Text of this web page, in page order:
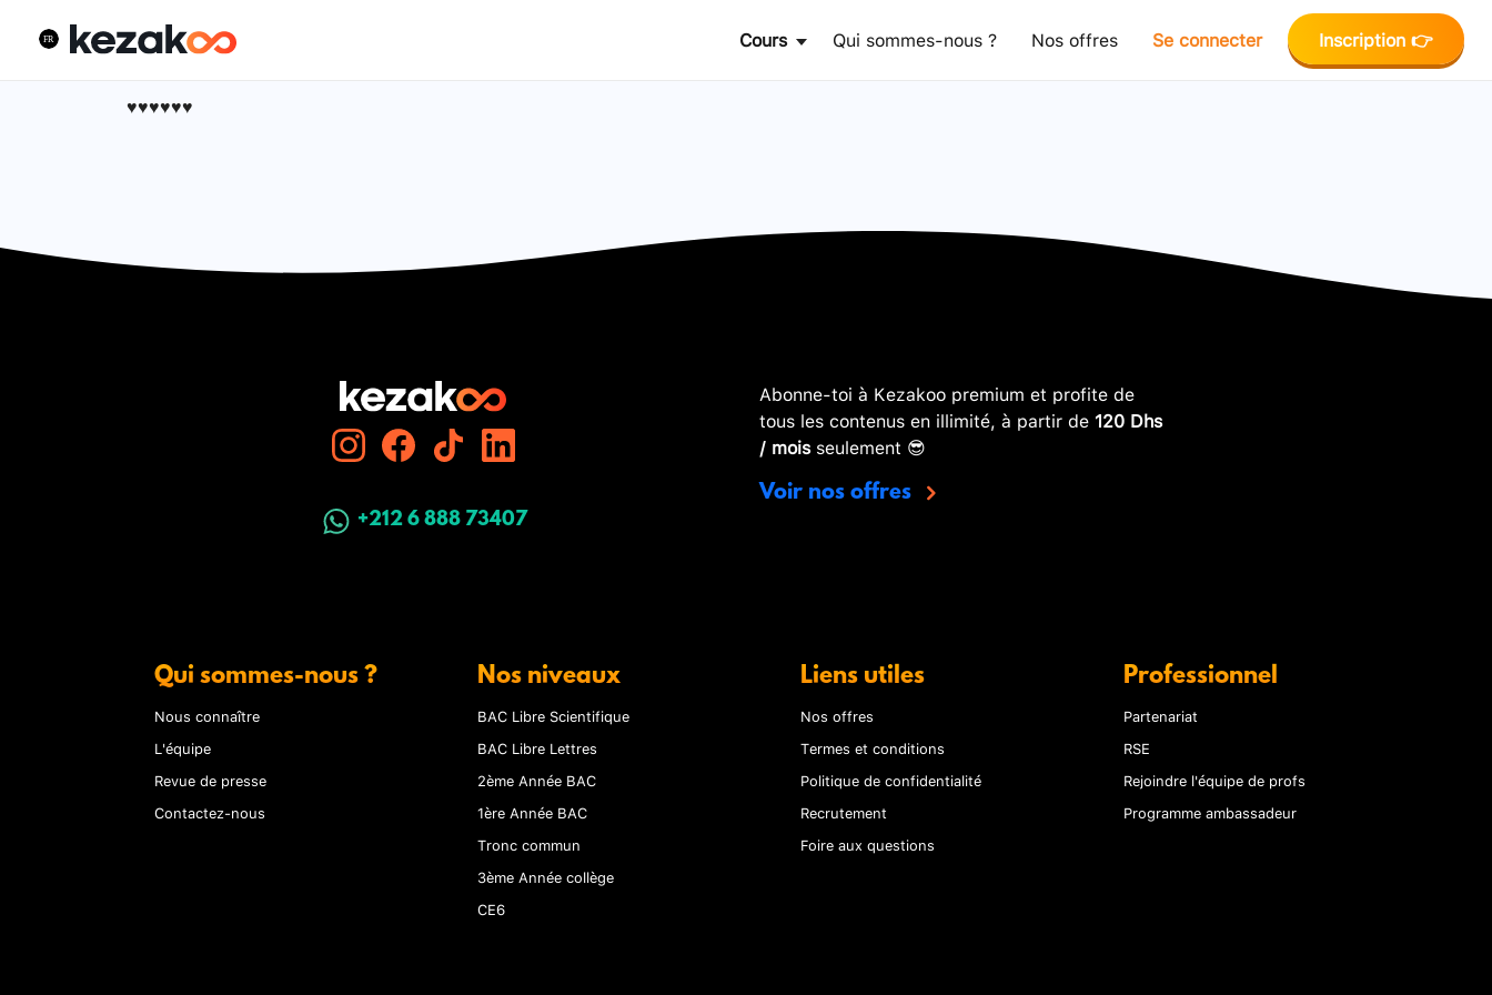
Cours Qui sommes-nous ? Nos offres Se connecter Inscription 👉
♥️♥️♥️♥️♥️♥️
+212 6 888 73407
Abonne-toi à Kezakoo premium et profite de
tous les contenus en illimité, à partir de 120 Dhs
/ moisseulement 😎
Voir nos offres
Qui sommes-nous ?
Nous connaître
L'équipe
Revue de presse
Contactez-nous
Nos niveaux
BAC Libre Scientifique
BAC Libre Lettres
2ème Année BAC
1ère Année BAC
Tronc commun
3ème Année collège
CE6
Liens utiles
Nos offres
Termes et conditions
Politique de confidentialité
Recrutement
Foire aux questions
Professionnel
Partenariat
RSE
Rejoindre l'équipe de profs
Programme ambassadeur